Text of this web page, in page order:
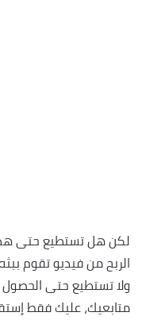
لكن هل تستطيع حتى هذه
الربح من فيديو تقوم
ولا تستطيع حتى
متابعيك، عليك فقط